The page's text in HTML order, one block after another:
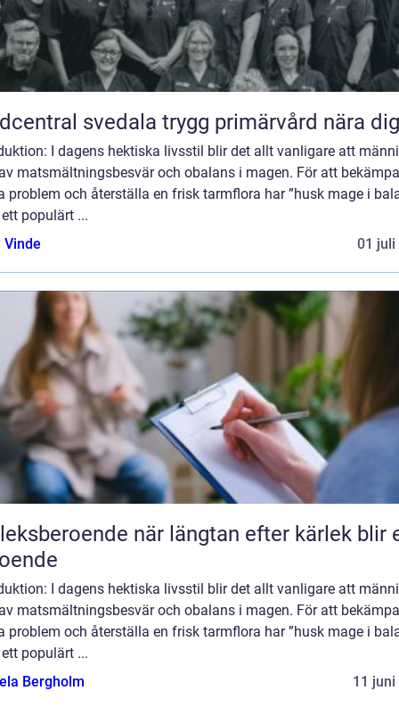
Vårdcentral svedala trygg primärvård nära dig
I dagens hektiska livsstil blir det allt vanligare att
matsmältningsbesvär och obalans i magen. För att bekämpa
problem och återställa en frisk tarmflora har ”husk mage i
populärt ...
Vinde
01 juli
när längtan efter kärlek blir ett
I dagens hektiska livsstil blir det allt vanligare att
matsmältningsbesvär och obalans i magen. För att bekämpa
problem och återställa en frisk tarmflora har ”husk mage i
populärt ...
Bergholm
11 juni